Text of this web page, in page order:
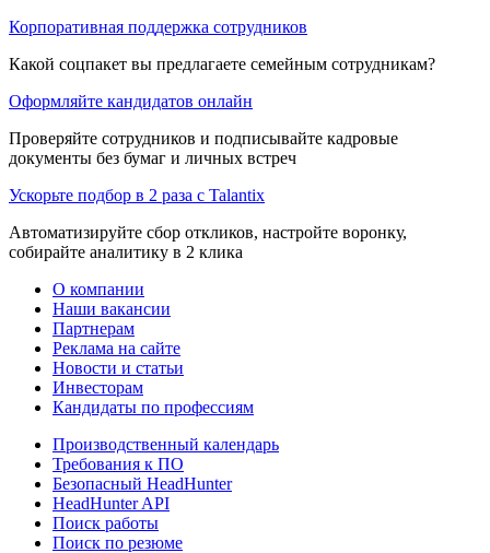
Корпоративная поддержка сотрудников
Какой соцпакет вы предлагаете семейным сотрудникам?
Оформляйте кандидатов онлайн
Проверяйте сотрудников и подписывайте кадровые
документы без бумаг и личных встреч
Ускорьте подбор в 2 раза с Talantix
Автоматизируйте сбор откликов, настройте воронку,
собирайте аналитику в 2 клика
О компании
Наши вакансии
Партнерам
Реклама на сайте
Новости и статьи
Инвесторам
Кандидаты по профессиям
Производственный календарь
Требования к ПО
Безопасный HeadHunter
HeadHunter API
Поиск работы
Поиск по резюме